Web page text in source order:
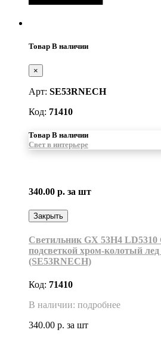
Товар В наличии
×
Арт: SE53RNECH
Код: 71410
Товар В наличии
Свет в интерьере
340.00 р. за шт
Закрыть
Светильник GX 53H4 LD5310
подсветкой хром-колотый
(SE53RNECH)
Код: 71410
В наличии: подробнее
340.00 р. за шт